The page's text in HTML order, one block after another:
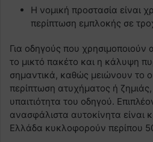
Η νομική προστασία είναι
περίπτωση εμπλοκής σε
Για οδηγούς που χρησιμοποιούν
το μικτό πακέτο και η κάλυψη
σημαντικά, καθώς μειώνουν το
περίπτωση ατυχήματος ή
υπαιτιότητα του οδηγού.
ανασφάλιστα αυτοκίνητα είναι
Ελλάδα κυκλοφορούν περίπου